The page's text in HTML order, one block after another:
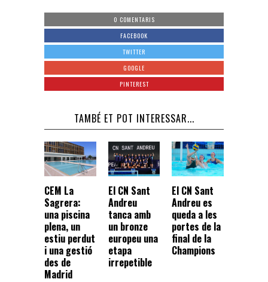
0 COMENTARIS
FACEBOOK
TWITTER
GOOGLE
PINTEREST
TAMBÉ ET POT INTERESSAR...
CEM La
Sagrera:
una piscina
plena, un
estiu perdut
i una gestió
des de
Madrid
El CN Sant
Andreu
tanca amb
un bronze
europeu una
etapa
irrepetible
El CN Sant
Andreu es
queda a les
portes de la
final de la
Champions